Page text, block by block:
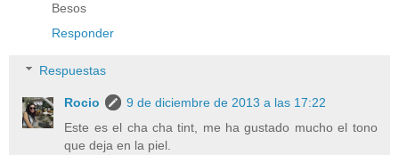
Besos
Responder
Respuestas
Rocio
9 de diciembre de 2013 a las 17:22
Este es el cha cha tint, me ha gustado mucho el tono
que deja en la piel.